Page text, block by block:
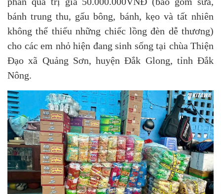
bánh trung thu, gấu bông, bánh, kẹo và tất nhiên
không thể thiếu những chiếc lồng đèn dễ thương)
cho các em nhỏ hiện đang sinh sống tại chùa Thiện
Đạo xã Quảng Sơn, huyện Đắk Glong, tỉnh Đắk
Nông.